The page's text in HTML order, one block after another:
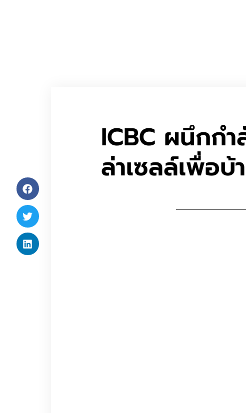
ICBC ผนึกก
ล่าเซลล์เพื่อบ้